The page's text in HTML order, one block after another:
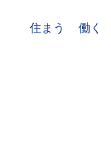
住まう 働く